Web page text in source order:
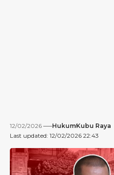
Last updated: 12/02/2026 22:43
12/02/2026 HukumKubu Raya